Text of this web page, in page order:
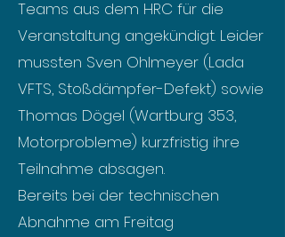
Teams aus dem HRC für die
Veranstaltung angekündigt. Leider
mussten Sven Ohlmeyer (Lada
VFTS, Stoßdämpfer-Defekt) sowie
Thomas Dögel (Wartburg 353,
Motorprobleme) kurzfristig ihre
Teilnahme absagen.
Bereits bei der technischen
Abnahme am Freitag